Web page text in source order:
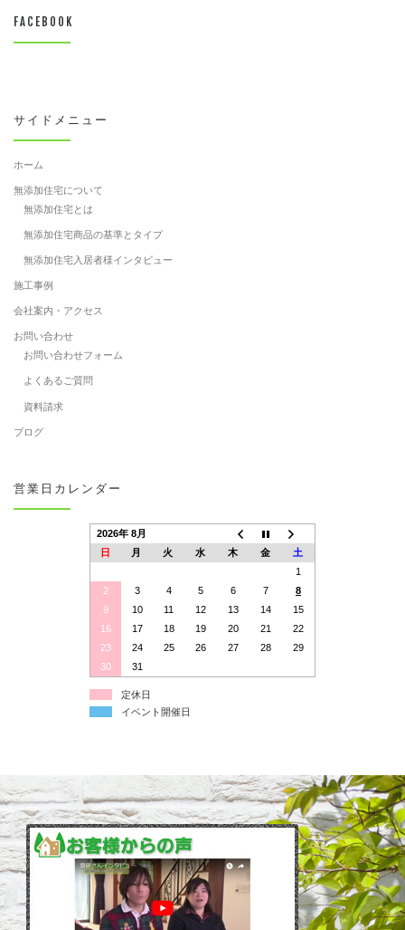
FACEBOOK
サイドメニュー
ホーム
無添加住宅について
無添加住宅とは
無添加住宅商品の基準とタイプ
無添加住宅入居者様インタビュー
施工事例
会社案内・アクセス
お問い合わせ
お問い合わせフォーム
よくあるご質問
資料請求
ブログ
営業日カレンダー
2026年 8月
日 月 火 水 木 金 土
1
2
3 4 5 6 7
8
9
10 11 12 13 14
15
16
17 18 19 20 21
22
23
24 25 26 27 28
29
30
31
定休日
イベント開催日